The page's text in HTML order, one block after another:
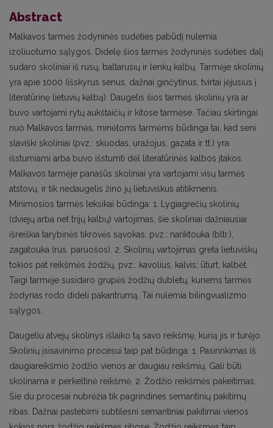
Abstract
Malkavos tarmės žodyninės sudėties pabūdį nulemia
izoliuotumo sąlygos. Didelę šios tarmės žodyninės sudėties dalį
sudaro skoliniai iš rusų, baltarusių ir lenkų kalbų. Tarmėje skolinių
yra apie 1000 (išskyrus senus, dažnai ginčytinus, tvirtai įėjusius į
literatūrinę lietuvių kalbą). Daugelis šios tarmės skolinių yra ar
buvo vartojami rytų aukštaičių ir kitose tarmėse. Tačiau skirtingai
nuo Malkavos tarmės, minėtoms tarmėms būdinga tai, kad seni
slaviški skoliniai (pvz.: skuodas, uražojus, gazata ir tt.) yra
išstumiami arba buvo išstumti dėl literatūrinės kalbos įtakos.
Malkavos tarmėje panašūs skoliniai yra vartojami visų tarmės
atstovų, ir tik nedaugelis žino jų lietuviškus atitikmenis.
Minimosios tarmės leksikai būdinga: 1. Lygiagrečių skolinių
(dviejų arba net trijų kalbų) vartojimas; šie skoliniai dažniausiai
išreiškia tarybinės tikrovės sąvokas, pvz.: nariktouka (bltr.),
zagatouka (rus. paruošos). 2. Skolinių vartojimas greta lietuviškų
tokios pat reikšmės žodžių, pvz.: kavolius, kalvis; ūturt, kalbėt.
Taigi tarmėje susidaro grupės žodžių dubletų, kuriems tarmės
žodynas rodo dideli pakantrumą. Tai nulemia bilingvualizmo
sąlygos.
Daugeliu atvejų skolinys išlaiko tą savo reikšmę, kurią jis ir turėjo.
Skolinių įsisavinimo procesui taip pat būdinga: 1. Pasirinkimas iš
daugiareikšmio žodžio vienos ar daugiau reikšmių. Gali būti
skolinama ir perkeltinė reikšmė. 2. Žodžio reikšmės pakeitimas.
Šie du procesai nubrėžia tik pagrindines semantinių pakitimų
ribas. Dažnai pastebimi subtilesni semantiniai pakitimai vienos